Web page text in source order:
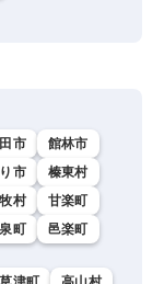
市
館林市
市
榛東村
村
甘楽町
町 邑楽町